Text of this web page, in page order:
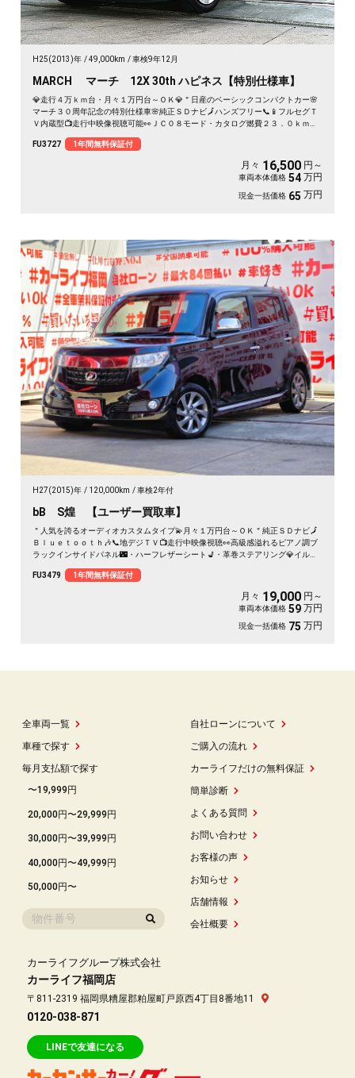
H25(2013)年 49,000km 車検9年12月
MARCH マーチ 12X 30th ハピネス【特別仕様車】
💎走行４万ｋｍ台・月々１万円台～ＯＫ💎＂日産のベーシックコンパクトカー🌸
マーチ３０周年記念の特別仕様車🌸純正ＳＤナビ🗾ハンズフリー📞📱フルセグＴ
Ｖ内蔵型📺走行中映像視聴可能👀ＪＣ０８モード・カタログ燃費２３．０ｋｍ／
FU3727
1年間無料保証付
月々 16,500 円～
車両本体価格 54 万円
現金一括価格 65 万円
H27(2015)年 120,000km 車検2年付
bB S煌 【ユーザー買取車】
＂人気を誇るオーディオカスタムタイプ💫月々１万円台～ＯＫ＂純正ＳＤナビ🗾
Ｂｌｕｅｔｏｏｔｈ🎶📞地デジＴＶ📺走行中映像視聴👀高級感溢れるピアノ調ブ
ラックインサイドパネル🌃・ハーフレザーシート💺・革巻ステアリング💎イルミ
分📀🌈車検２年付🌈
FU3479 1年間無料保証付
月々 19,000 円～
車両本体価格 59 万円
現金一括価格 75 万円
全車両一覧
車種で探す
毎月支払額で探す
〜19,999円
20,000円〜29,999円
30,000円〜39,999円
40,000円〜49,999円
50,000円〜
自社ローンについて
ご購入の流れ
カーライフだけの無料保証
簡単診断
よくある質問
お問い合わせ
お客様の声
お知らせ
店舗情報
会社概要
カーライフグループ株式会社
カーライフ福岡店
〒811-2319 福岡県糟屋郡粕屋町戸原西4丁目8番地11
0120-038-871
LINEで友達になる